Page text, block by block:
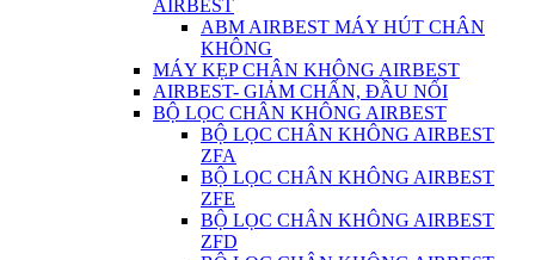
AIRBEST
ABM AIRBEST MÁY HÚT CHÂN
KHÔNG
MÁY KẸP CHÂN KHÔNG AIRBEST
AIRBEST- GIẢM CHẤN, ĐẦU NỐI
BỘ LỌC CHÂN KHÔNG AIRBEST
BỘ LỌC CHÂN KHÔNG AIRBEST
ZFA
BỘ LỌC CHÂN KHÔNG AIRBEST
ZFE
BỘ LỌC CHÂN KHÔNG AIRBEST
ZFD